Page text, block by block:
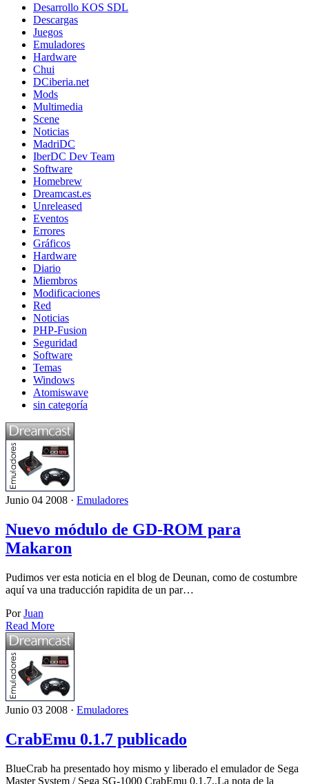
Desarrollo KOS SDL
Descargas
Juegos
Emuladores
Hardware
Chui
DCiberia.net
Mods
Multimedia
Scene
Noticias
MadriDC
IberDC Dev Team
Software
Homebrew
Dreamcast.es
Unreleased
Eventos
Errores
Gráficos
Hardware
Diario
Miembros
Modificaciones
Red
Noticias
PHP-Fusion
Seguridad
Software
Temas
Windows
Atomiswave
sin categoría
Junio 04 2008 · Emuladores
Nuevo módulo de GD-ROM para
Makaron
Pudimos ver esta noticia en el blog de Deunan, como de costumbre
aquí va una traducción rapidita de un par…
PorJuan
Read More
Junio 03 2008 · Emuladores
CrabEmu 0.1.7 publicado
BlueCrab ha presentado hoy mismo y liberado el emulador de Sega
Master System / Sega SG-1000 CrabEmu 0.1.7..La nota de la